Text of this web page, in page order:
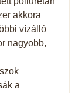
akkora
vízálló
nagyobb,
a